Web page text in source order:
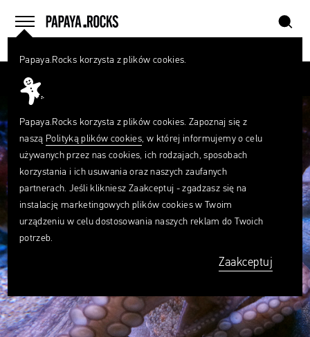
menu
home szukaj
Papaya.Rocks korzysta z plików cookies.
Papaya.Rocks korzysta z plików cookies. Zapoznaj się z
naszą Polityką plików cookies, w której informujemy o celu
używanych przez nas cookies, ich rodzajach, sposobach
korzystania i ich usuwania oraz naszych zaufanych
partnerach. Jeśli klikniesz Zaakceptuj - zgadzasz się na
instalację marketingowych plików cookies w Twoim
urządzeniu w celu dostosowania naszych reklam do Twoich
potrzeb.
Zaakceptuj
Czego
szukasz?